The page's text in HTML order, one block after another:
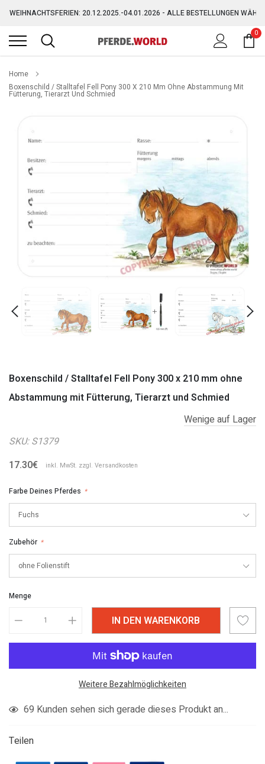
zum
Inhalt
WEIHNACHTSFERIEN: 20.12.2025.-04.01.2026 - ALLE BESTELLUNGEN
GRATIS VERSAND AB 150,-€ (AUSGENOMMEN SPERRGUT)
0
Home
Boxenschild / Stalltafel Fell Pony 300 X 210 Mm Ohne Abstammung Mit
Fütterung, Tierarzt Und Schmied
Boxenschild / Stalltafel Fell Pony 300 x 210 mm ohne
Abstammung mit Fütterung, Tierarzt und Schmied
Wenige auf Lager
SKU: S1379
17.30€
inkl. MwSt. zzgl. Versandkosten
Farbe Deines Pferdes *
Zubehör *
Menge
IN DEN WARENKORB
Weitere Bezahlmöglichkeiten
Produkt
den
Warenkorb
legen
69 Kunden sehen sich gerade dieses Produkt an...
Teilen